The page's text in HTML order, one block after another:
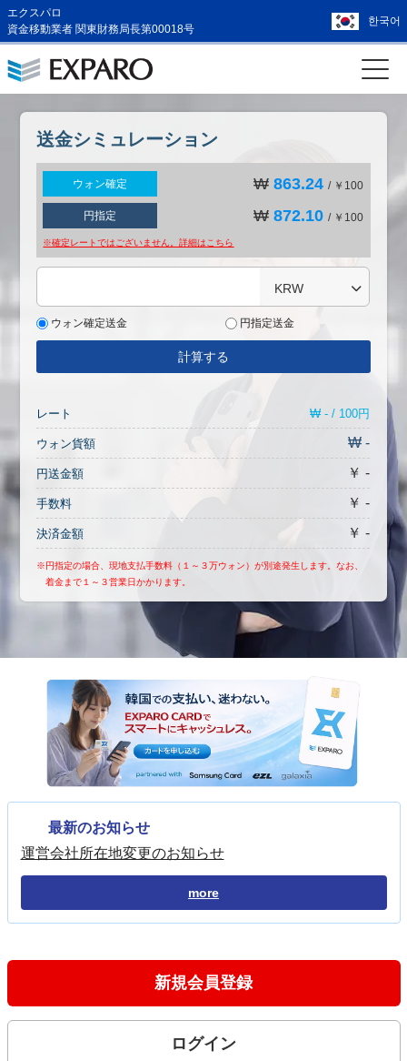
エクスパロ
資金移動業者 関東財務局長第00018号
한국어
送金シミュレーション
ウォン確定 ₩863.24 / ￥100
円指定 ₩872.10 / ￥100
※確定レートではございません。詳細は こちら
KRW
ウォン確定送金 円指定送金
計算する
レート ₩ - / 100円
ウォン貨額 ₩ -
円送金額 ￥ -
手数料 ￥ -
決済金額 ￥ -
※円指定の場合、現地支払手数料（１～３万ウォン）が別途発生します。なお、
着金まで１～３営業日かかります。
最新のお知らせ
運営会社所在地変更のお知らせ
more
新規会員登録
ログイン